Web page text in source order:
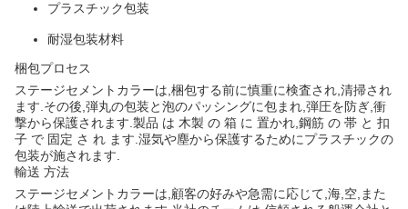
プラスチック包装
耐湿包装材料
梱包プロセス
ステージセメントカラーは,梱包する前に慎重に検査され,清掃され
ます.その後,弾丸の包装と泡のパッシングに包まれ,弾圧を防ぎ,衝
撃から保護されます.製品 は 木製 の 箱 に 置かれ,鋼筋 の 帯 と 扣
子 で 固定 さ れ ます.湿気や塵から保護するためにプラスチックの
包装が施されます.
輸送 方法
ステージセメントカラーは,顧客の好みや急需に応じて,海,空,また